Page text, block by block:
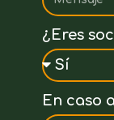
¿Eres
En caso